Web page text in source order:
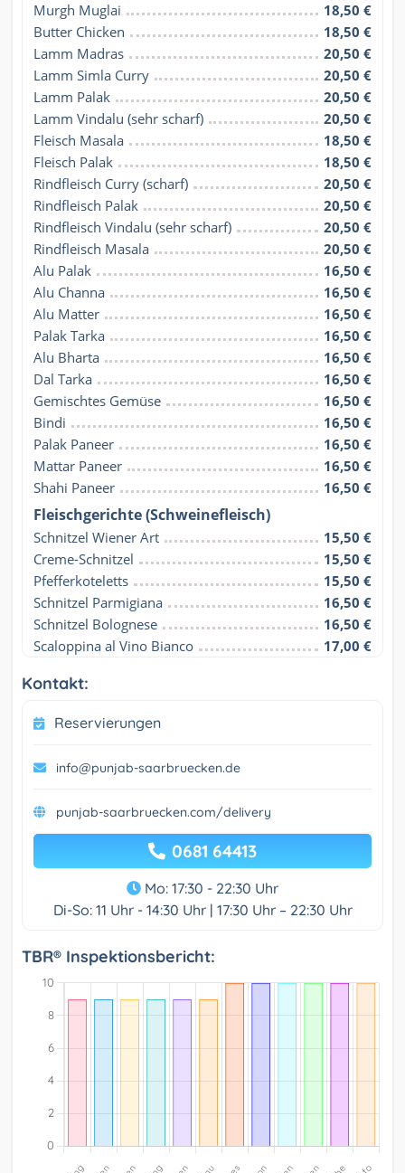
Murgh Muglai
18,50 €
Butter Chicken
18,50 €
Lamm Madras
20,50 €
Lamm Simla Curry
20,50 €
Lamm Palak
20,50 €
Lamm Vindalu (sehr scharf)
20,50 €
Fleisch Masala
18,50 €
Fleisch Palak
18,50 €
Rindfleisch Curry (scharf)
20,50 €
Rindfleisch Palak
20,50 €
Rindfleisch Vindalu (sehr scharf)
20,50 €
Rindfleisch Masala
20,50 €
Alu Palak
16,50 €
Alu Channa
16,50 €
Alu Matter
16,50 €
Palak Tarka
16,50 €
Alu Bharta
16,50 €
Dal Tarka
16,50 €
Gemischtes Gemüse
16,50 €
Bindi
16,50 €
Palak Paneer
16,50 €
Mattar Paneer
16,50 €
Shahi Paneer
16,50 €
Fleischgerichte (Schweinefleisch)
Schnitzel Wiener Art
15,50 €
Creme-Schnitzel
15,50 €
Pfefferkoteletts
15,50 €
Schnitzel Parmigiana
16,50 €
Schnitzel Bolognese
16,50 €
Scaloppina al Vino Bianco
17,00 €
Kontakt:
Reservierungen
info@punjab-saarbruecken.de
punjab-saarbruecken.com/delivery
0681 64413
Mo: 17:30 - 22:30 Uhr
Di-So: 11 Uhr - 14:30 Uhr | 17:30 Uhr – 22:30 Uhr
TBR® Inspektionsbericht: